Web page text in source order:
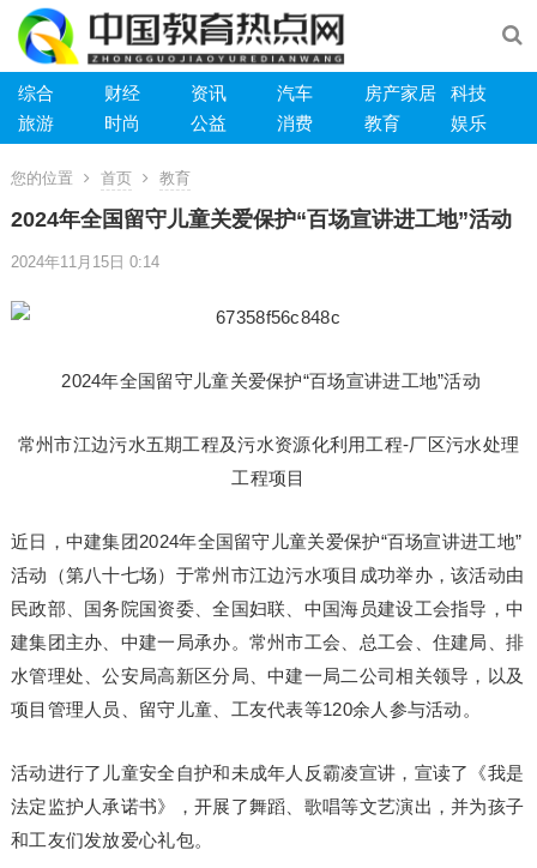
综合 财经 资讯 汽车 房产家居
科技
旅游
时尚 公益 消费 教育 娱乐
您的位置 首页 教育
2024年全国留守儿童关爱保护“百场宣讲进工地”活动
2024年11月15日 0:14
2024年全国留守儿童关爱保护“百场宣讲进工地”活动
常州市江边污水五期工程及污水资源化利用工程-厂区污水处理
工程项目
近日，中建集团2024年全国留守儿童关爱保护“百场宣讲进工地”
活动（第八十七场）于常州市江边污水项目成功举办，该活动由
民政部、国务院国资委、全国妇联、中国海员建设工会指导，中
建集团主办、中建一局承办。常州市工会、总工会、住建局、排
水管理处、公安局高新区分局、中建一局二公司相关领导，以及
项目管理人员、留守儿童、工友代表等120余人参与活动。
活动进行了儿童安全自护和未成年人反霸凌宣讲，宣读了《我是
法定监护人承诺书》，开展了舞蹈、歌唱等文艺演出，并为孩子
和工友们发放爱心礼包。